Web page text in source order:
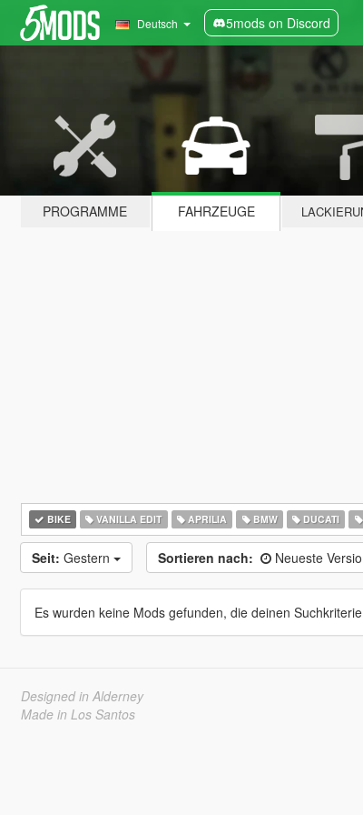
Deutsch 5mods on Discord
PROGRAMME FAHRZEUGE
BIKE VANILLA EDIT APRILIA BMW DUCATI
Seit: Gestern Sortieren nach: Neueste
Es wurden keine Mods gefunden, die deinen
Designed in Alderney
Made in Los Santos